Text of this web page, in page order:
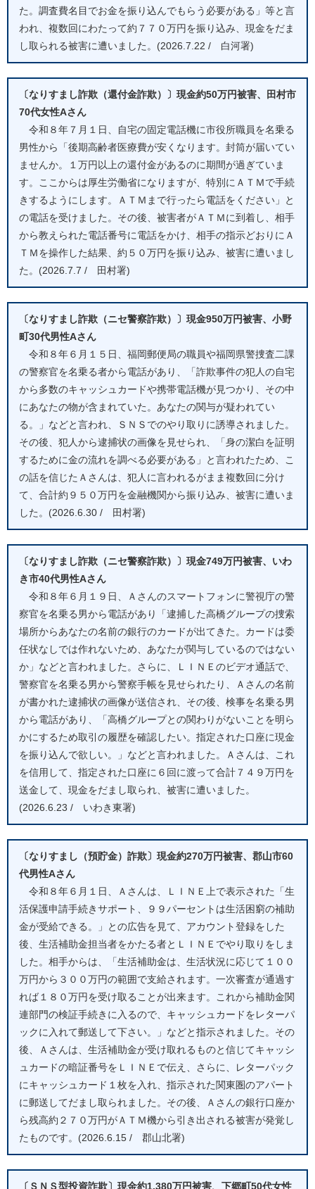
た。調査費名目でお金を振り込んでもらう必要がある」等と言
われ、複数回にわたって約７７０万円を振り込み、現金をだま
し取られる被害に遭いました。(2026.7.22 / 白河署)
〔なりすまし詐欺（還付金詐欺）〕現金約50万円被害、田村市
70代女性Aさん
令和８年７月１日、自宅の固定電話機に市役所職員を名乗る
男性から「後期高齢者医療費が安くなります。封筒が届いてい
ませんか。１万円以上の還付金があるのに期間が過ぎていま
す。ここからは厚生労働省になりますが、特別にＡＴＭで手続
きするようにします。ＡＴＭまで行ったら電話をください」と
の電話を受けました。その後、被害者がＡＴＭに到着し、相手
から教えられた電話番号に電話をかけ、相手の指示どおりにＡ
ＴＭを操作した結果、約５０万円を振り込み、被害に遭いまし
た。(2026.7.7 / 田村署)
〔なりすまし詐欺（ニセ警察詐欺）〕現金950万円被害、小野
町30代男性Aさん
令和８年６月１５日、福岡郵便局の職員や福岡県警捜査二課
の警察官を名乗る者から電話があり、「詐欺事件の犯人の自宅
から多数のキャッシュカードや携帯電話機が見つかり、その中
にあなたの物が含まれていた。あなたの関与が疑われてい
る。」などと言われ、ＳＮＳでのやり取りに誘導されました。
その後、犯人から逮捕状の画像を見せられ、「身の潔白を証明
するために金の流れを調べる必要がある」と言われたため、こ
の話を信じたＡさんは、犯人に言われるがまま複数回に分け
て、合計約９５０万円を金融機関から振り込み、被害に遭いま
した。(2026.6.30 / 田村署)
〔なりすまし詐欺（ニセ警察詐欺）〕現金749万円被害、いわ
き市40代男性Aさん
令和８年６月１９日、Ａさんのスマートフォンに警視庁の警
察官を名乗る男から電話があり「逮捕した高橋グループの捜索
場所からあなたの名前の銀行のカードが出てきた。カードは委
任状なしでは作れないため、あなたが関与しているのではない
か」などと言われました。さらに、ＬＩＮＥのビデオ通話で、
警察官を名乗る男から警察手帳を見せられたり、Ａさんの名前
が書かれた逮捕状の画像が送信され、その後、検事を名乗る男
から電話があり、「高橋グループとの関わりがないことを明ら
かにするため取引の履歴を確認したい。指定された口座に現金
を振り込んで欲しい。」などと言われました。Ａさんは、これ
を信用して、指定された口座に６回に渡って合計７４９万円を
送金して、現金をだまし取られ、被害に遭いました。
(2026.6.23 / いわき東署)
〔なりすまし（預貯金）詐欺〕現金約270万円被害、郡山市60
代男性Aさん
令和８年６月１日、Ａさんは、ＬＩＮＥ上で表示された「生
活保護申請手続きサポート、９９パーセントは生活困窮の補助
金が受給できる。」との広告を見て、アカウント登録をした
後、生活補助金担当者をかたる者とＬＩＮＥでやり取りをしま
した。相手からは、「生活補助金は、生活状況に応じて１００
万円から３００万円の範囲で支給されます。一次審査が通過す
れば１８０万円を受け取ることが出来ます。これから補助金関
連部門の検証手続きに入るので、キャッシュカードをレターパ
ックに入れて郵送して下さい。」などと指示されました。その
後、Ａさんは、生活補助金が受け取れるものと信じてキャッシ
ュカードの暗証番号をＬＩＮＥで伝え、さらに、レターパック
にキャッシュカード１枚を入れ、指示された関東圏のアパート
に郵送してだまし取られました。その後、Ａさんの銀行口座か
ら残高約２７０万円がＡＴＭ機から引き出される被害が発覚し
たものです。(2026.6.15 / 郡山北署)
〔ＳＮＳ型投資詐欺〕現金約1,380万円被害、下郷町50代女性